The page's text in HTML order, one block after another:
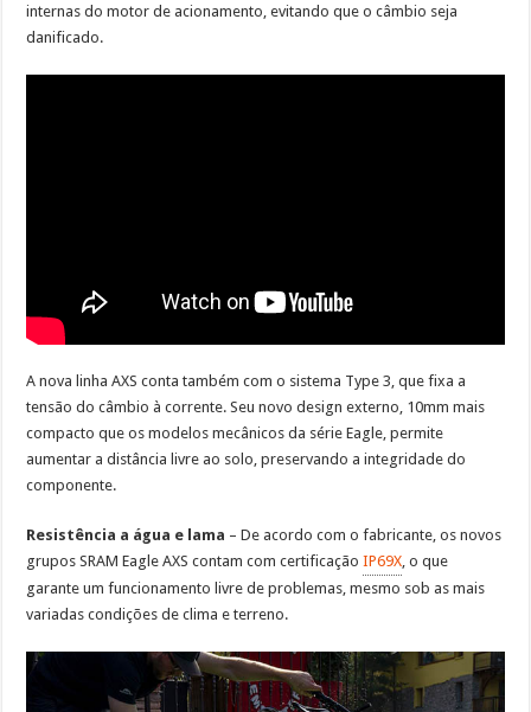
internas do motor de acionamento, evitando que o câmbio seja
danificado.
A nova linha AXS conta também com o sistema Type 3, que fixa a
tensão do câmbio à corrente. Seu novo design externo, 10mm mais
compacto que os modelos mecânicos da série Eagle, permite
aumentar a distância livre ao solo, preservando a integridade do
componente.
Resistência a água e lama – De acordo com o fabricante, os novos
grupos SRAM Eagle AXS contam com certificaçãoIP69X , o que
garante um funcionamento livre de problemas, mesmo sob as mais
variadas condições de clima e terreno.